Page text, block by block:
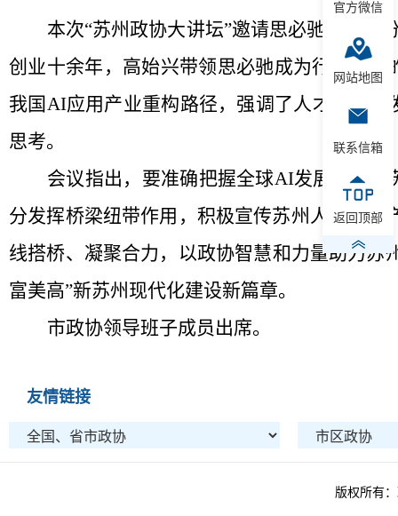
本次“苏州政协大讲坛”邀请思必驰科技股
创业十余年，高始兴带领思必驰成为行业领
我国AI应用产业重构路径，强调了人才作为
思考。
会议指出，要准确把握全球AI发展趋势和
分发挥桥梁纽带作用，积极宣传苏州人工智
线搭桥、凝聚合力，以政协智慧和力量助力苏
富美高”新苏州现代化建设新篇章。
市政协领导班子成员出席。
官方微信
网站地图
联系信箱
返回顶部
友情链接
版权所有